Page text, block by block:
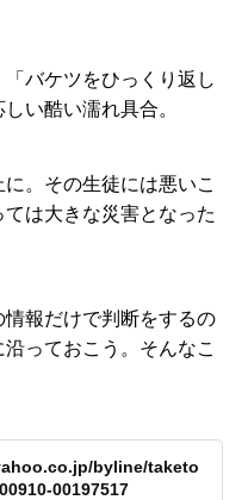
バケツをひっくり返し
い酷い濡れ具合。
。その生徒には悪いこ
は大きな災害となった
報だけで判断をするの
っておこう。そんなこ
byline/taketo
00197517